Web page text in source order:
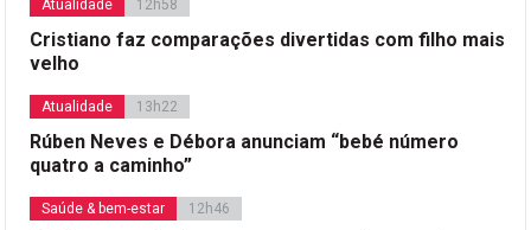
Atualidade 12h58
Cristiano faz comparações divertidas com filho mais
velho
Atualidade 13h22
Rúben Neves e Débora anunciam “bebé número
quatro a caminho”
Saúde & bem-estar 12h46